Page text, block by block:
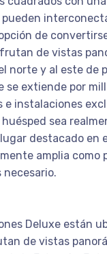
de
de vistas
norte y al este de
se extiende por
e instalaciones
sea
destacado en
amplia como
necesario.
Deluxe están
de vistas